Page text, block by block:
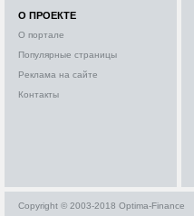
О ПРОЕКТЕ
О портале
Популярные страницы
Реклама на сайте
Контакты
Copyright © 2003-2018 Optima-Finance